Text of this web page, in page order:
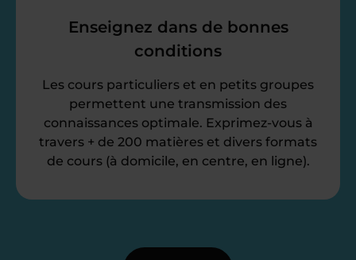
Enseignez dans de bonnes
conditions
Les cours particuliers et en petits groupes
permettent une transmission des
connaissances optimale. Exprimez-vous à
travers + de 200 matières et divers formats
de cours (à domicile, en centre, en ligne).